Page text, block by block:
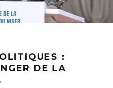
:
DE LA